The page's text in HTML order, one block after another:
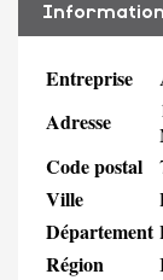
Entreprise
Adresse
Code postal
Ville
Département
Région